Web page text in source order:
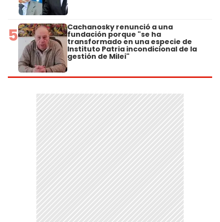
5 Cachanosky renunció a una
fundación porque "se ha
transformado en una especie de
Instituto Patria incondicional de la
gestión de Milei"